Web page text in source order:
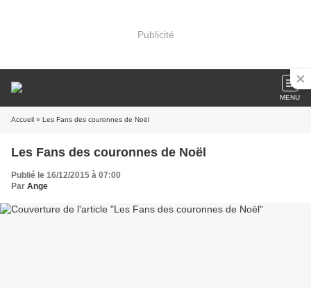
Publicité
MENU
Accueil » Les Fans des couronnes de Noël
Les Fans des couronnes de Noël
Publié le 16/12/2015 à 07:00
Par Ange